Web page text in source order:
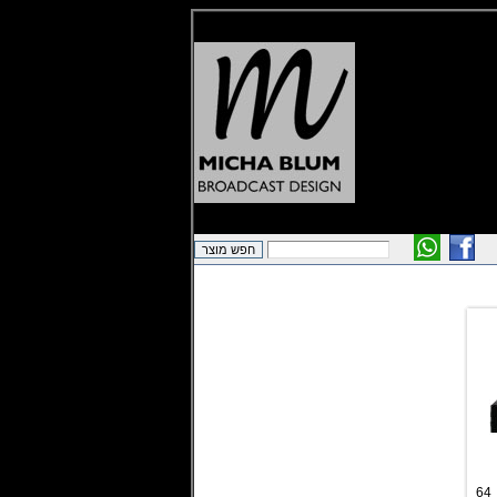
יחידת stand alone עד 64